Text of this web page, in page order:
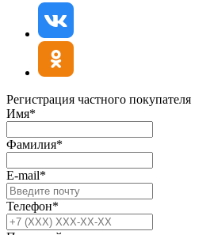
Регистрация частного покупателя
Имя*
Фамилия*
E-mail*
Телефон*